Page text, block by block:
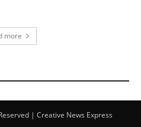
more
| Creative News Express